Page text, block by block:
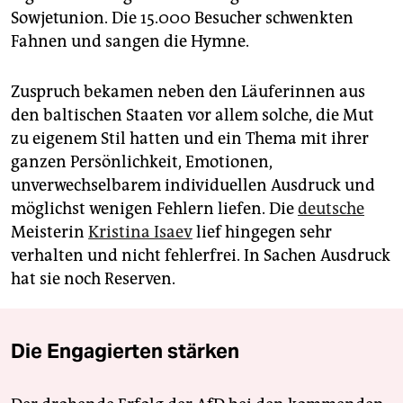
Sowjetunion. Die 15.000 Besucher schwenkten
Fahnen und sangen die Hymne.
Zuspruch bekamen neben den Läuferinnen aus
den baltischen Staaten vor allem solche, die Mut
zu eigenem Stil hatten und ein Thema mit ihrer
ganzen Persönlichkeit, Emotionen,
unverwechselbarem individuellen Ausdruck und
möglichst wenigen Fehlern liefen. Diedeutsche
Meisterin Kristina Isaevlief hingegen sehr
verhalten und nicht fehlerfrei. In Sachen Ausdruck
hat sie noch Reserven.
Die Engagierten stärken